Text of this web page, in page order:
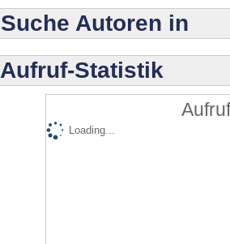
Suche Autoren in
Aufruf-Statistik
Loading...